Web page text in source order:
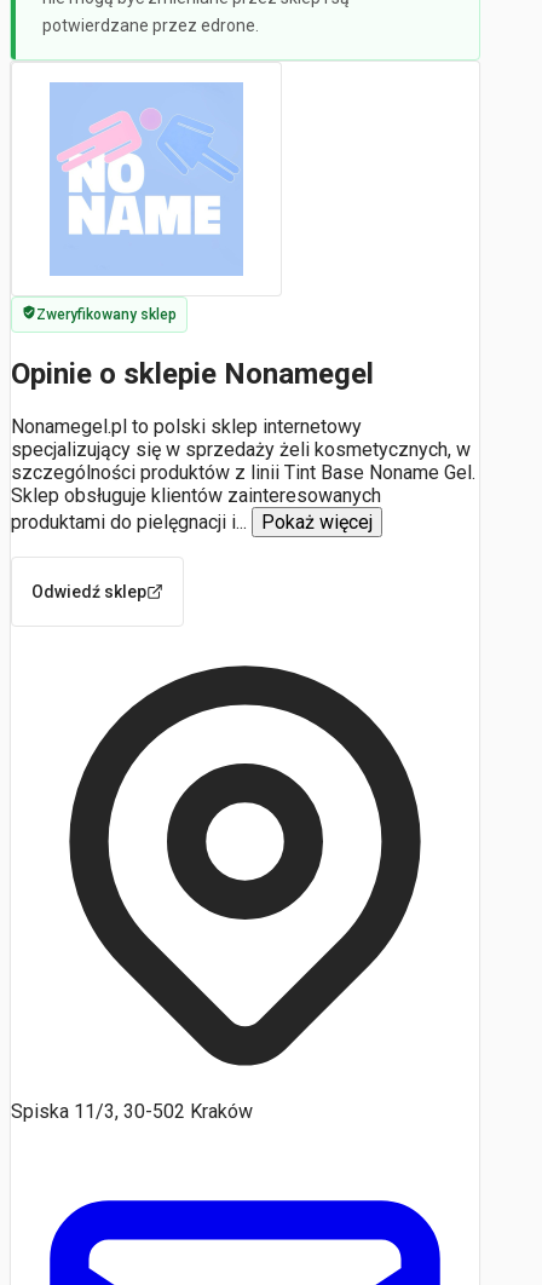
potwierdzane przez edrone.
Zweryfikowany sklep
Opinie o sklepie Nonamegel
Nonamegel.pl to polski sklep internetowy
specjalizujący się w sprzedaży żeli kosmetycznych, w
szczególności produktów z linii Tint Base Noname Gel.
Sklep obsługuje klientów zainteresowanych
produktami do pielęgnacji i... Pokaż więcej
Odwiedź sklep
Spiska 11/3, 30-502 Kraków